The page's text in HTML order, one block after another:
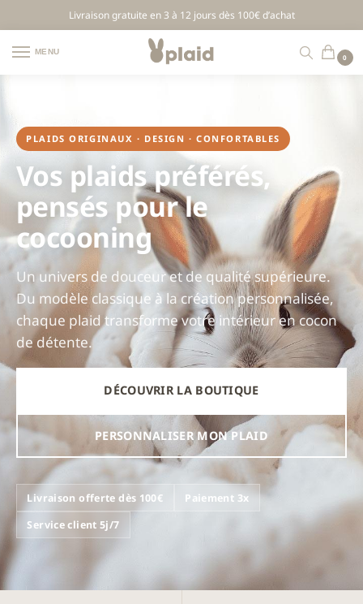
Livraison gratuite en 3 à 12 jours dès 100€ d’achat
MENU
0
PLAIDS ORIGINAUX · DESIGN · CONFORTABLES
Vos plaids préférés,
pensés pour le
cocooning
Un univers de douceur et de qualité supérieure.
Du modèle classique à la création personnalisée,
chaque plaid transforme votre intérieur en cocon
de détente.
DÉCOUVRIR LA BOUTIQUE
PERSONNALISER MON PLAID
Livraison offerte dès 100€
Paiement 3x
Service client 5j/7